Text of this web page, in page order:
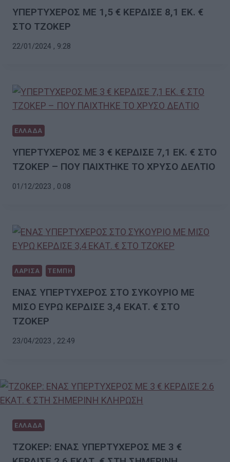
ΥΠΕΡΤΥΧΕΡΟΣ ΜΕ 1,5 € ΚΕΡΔΙΣΕ 8,1 ΕΚ. €
ΣΤΟ ΤΖΟΚΕΡ
22/01/2024 , 9:28
ΕΛΛΑΔΑ
ΥΠΕΡΤΥΧΕΡΟΣ ΜΕ 3 € ΚΕΡΔΙΣΕ 7,1 ΕΚ. € ΣΤΟ
ΤΖΟΚΕΡ – ΠΟΥ ΠΑΙΧΤΗΚΕ ΤΟ ΧΡΥΣΟ ΔΕΛΤΙΟ
01/12/2023 , 0:08
ΛΑΡΙΣΑ ΤΕΜΠΗ
ΕΝΑΣ ΥΠΕΡΤΥΧΕΡΟΣ ΣΤΟ ΣΥΚΟΥΡΙΟ ΜΕ
ΜΙΣΟ ΕΥΡΩ ΚΕΡΔΙΣΕ 3,4 ΕΚΑΤ. € ΣΤΟ
ΤΖΟΚΕΡ
23/04/2023 , 22:49
ΕΛΛΑΔΑ
ΤΖΟΚΕΡ: ΕΝΑΣ ΥΠΕΡΤΥΧΕΡΟΣ ΜΕ 3 €